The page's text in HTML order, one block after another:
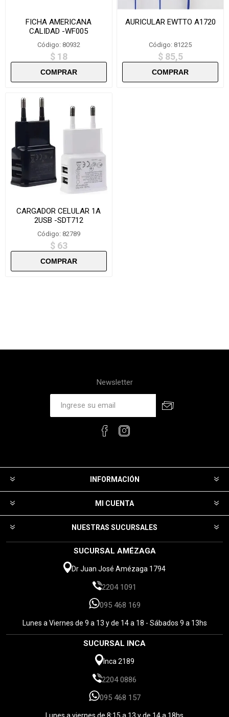
FICHA AMERICANA
CALIDAD -WF005
Código: 80932
$ 18
AURICULAR EWTTO A1720
Código: 81225
$ 85,5
CARGADOR CELULAR 1A
2USB -SDT712
Código: 82789
$ 63
Newsletter
INFORMACIÓN
MI CUENTA
NUESTRAS SUCURSALES
SUCURSAL AMÉZAGA
Dr Juan José Amézaga 1794
2204 1091
095 468 169
Lunes a Viernes de 9 a 13 y de 14 a 18 - Sábados 9 a 13hs
SUCURSAL INCA
Inca 2189
2204 0886
095 468 157
Lunes a viernes de 8:15 a 13 y de 14 a 18hs